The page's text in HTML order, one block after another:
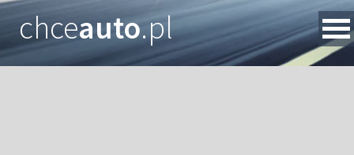
chceauto.pl